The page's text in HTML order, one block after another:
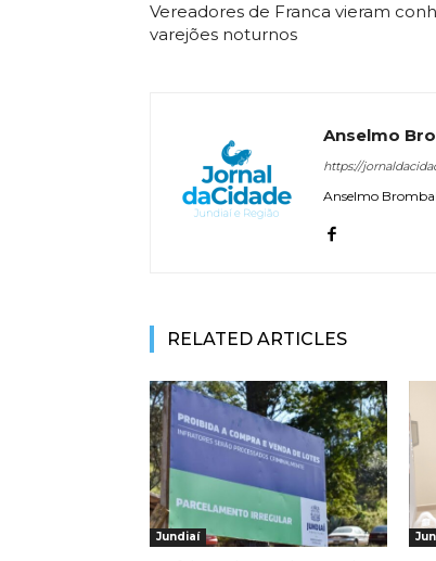
Vereadores de Franca vieram
varejões noturnos
Anselmo
https://
Anselmo
RELATED ARTICLES
Jundiaí